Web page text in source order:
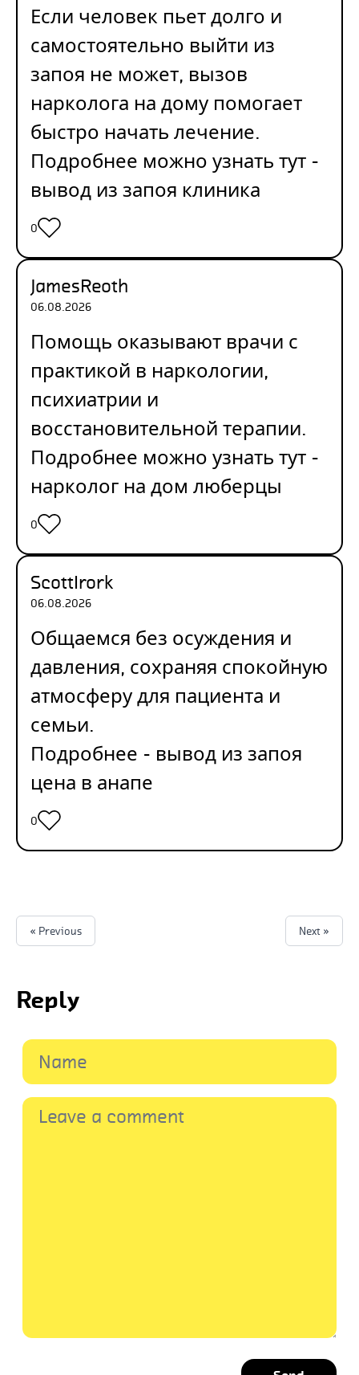
Если человек пьет долго и
самостоятельно выйти из
запоя не может, вызов
нарколога на дому помогает
быстро начать лечение.
Подробнее можно узнать тут -
вывод из запоя клиника
0
JamesReoth
06.08.2026
Помощь оказывают врачи с
практикой в наркологии,
психиатрии и
восстановительной терапии.
Подробнее можно узнать тут -
нарколог на дом люберцы
0
ScottIrork
06.08.2026
Общаемся без осуждения и
давления, сохраняя спокойную
атмосферу для пациента и
семьи.
Подробнее - вывод из запоя
цена в анапе
0
« Previous Next »
Reply